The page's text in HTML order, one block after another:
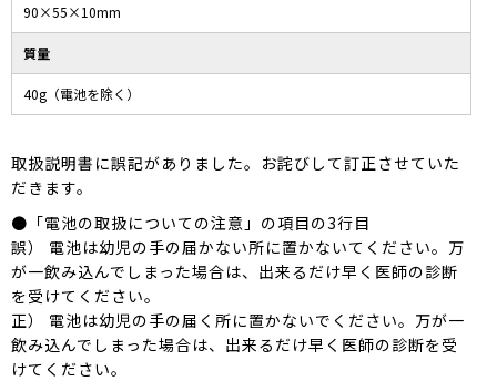
90×55×10mm
質量
40g（電池を除く）
取扱説明書に誤記がありました。お詫びして訂正させていた
だきます。
●「電池の取扱についての注意」の項目の3行目
誤） 電池は幼児の手の届かない所に置かないてください。万
が一飲み込んでしまった場合は、出来るだけ早く医師の診断
を受けてください。
正） 電池は幼児の手の届く所に置かないでください。万が一
飲み込んでしまった場合は、出来るだけ早く医師の診断を受
けてください。